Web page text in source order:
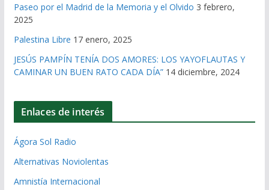
Paseo por el Madrid de la Memoria y el Olvido 3 febrero,
2025
Palestina Libre 17 enero, 2025
JESÚS PAMPÍN TENÍA DOS AMORES: LOS YAYOFLAUTAS Y
CAMINAR UN BUEN RATO CADA DÍA” 14 diciembre, 2024
Enlaces de interés
Ágora Sol Radio
Alternativas Noviolentas
Amnistía Internacional